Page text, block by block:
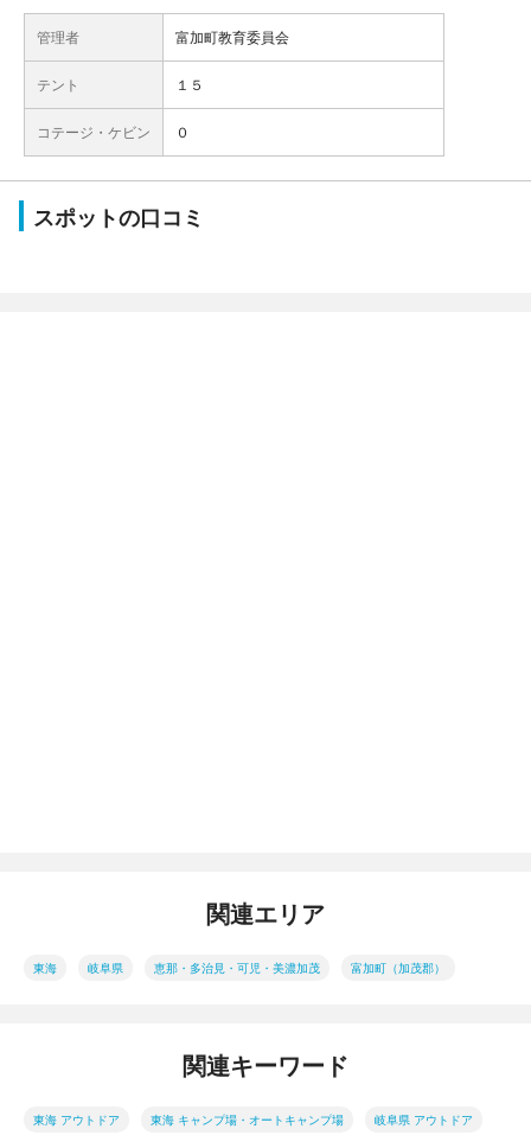
管理者 富加町教育委員会
テント １５
コテージ・ケビン ０
スポットの口コミ
関連エリア
東海 岐阜県 恵那・多治見・可児・美濃加茂 富加町（加茂郡）
関連キーワード
東海 アウトドア 東海 キャンプ場・オートキャンプ場 岐阜県 アウトドア